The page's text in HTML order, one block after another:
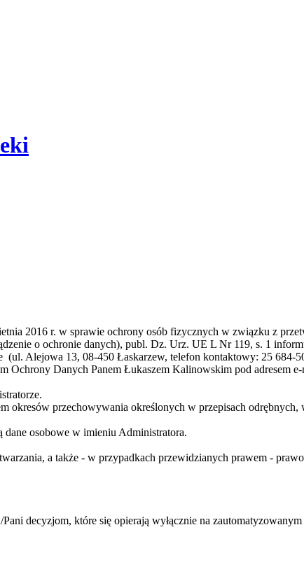
2016 r. w sprawie ochrony osób fizycznych w związku z
o ochronie danych), publ. Dz. Urz. UE L Nr 119, s. 1
Alejowa 13, 08-450 Łaskarzew, telefon kontaktowy: 25 684-
Ochrony Danych Panem Łukaszem Kalinowskim pod adresem e-
okresów przechowywania określonych w przepisach
osobowe w imieniu Administratora.
a także - w przypadkach przewidzianych prawem -
decyzjom, które się opierają wyłącznie na